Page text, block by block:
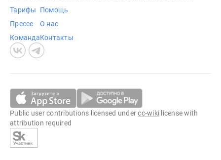
Тарифы
Прессе
Команда
Помощь
О нас
Контакты
Public user contributions licensed undercc-wiki license with
attribution required